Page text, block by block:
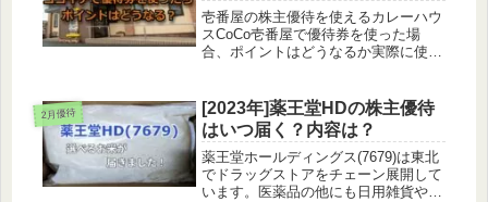
壱番屋の株主優待を使えるカレーハウ
スCoCo壱番屋で優待券を使った場
合、ポイントはどうなるか実際に使っ
ます。この優待券は店内での飲食やテ
イクアウト、宅配、店頭販売に利用で
き...
2月優待
[2023年]薬王堂HDの株主優待
はいつ届く？内容は？
薬王堂ホールディングス(7679)は東北
でドラッグストアをチェーン展開して
います。医薬品の他にも日用雑貨や食